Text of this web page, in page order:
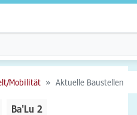
Mobilität Aktuelle Baustellen
Ba'Lu 2